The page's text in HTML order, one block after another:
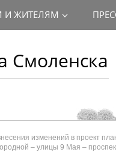
Смоленска
И ЖИТЕЛЯМ
изменений в проект
– улицы 9 Мая –